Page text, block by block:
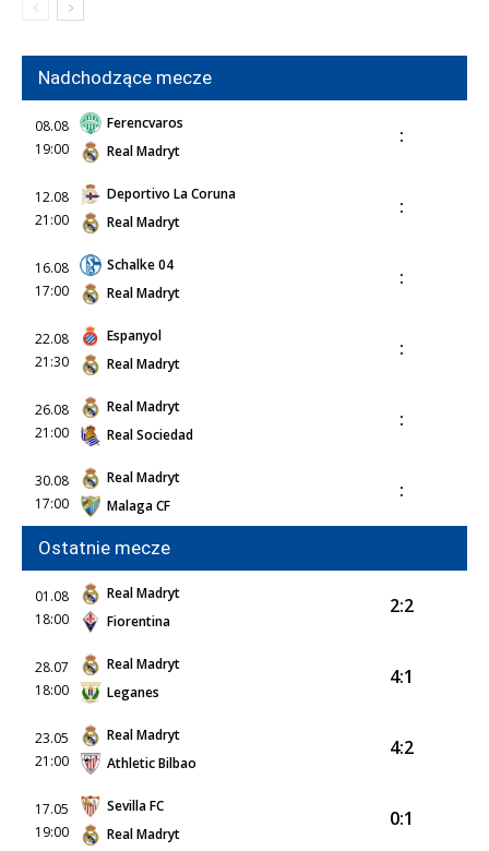
Nadchodzące mecze
08.08
19:00
Ferencvaros
Real Madryt
:
12.08
21:00
Deportivo La Coruna
Real Madryt
:
16.08
17:00
Schalke 04
Real Madryt
:
22.08
21:30
Espanyol
Real Madryt
:
26.08
21:00
Real Madryt
Real Sociedad
:
30.08
17:00
Real Madryt
Malaga CF
:
Ostatnie mecze
01.08
18:00
Real Madryt
Fiorentina
2:2
28.07
18:00
Real Madryt
Leganes
4:1
23.05
21:00
Real Madryt
Athletic Bilbao
4:2
17.05
19:00
Sevilla FC
Real Madryt
0:1